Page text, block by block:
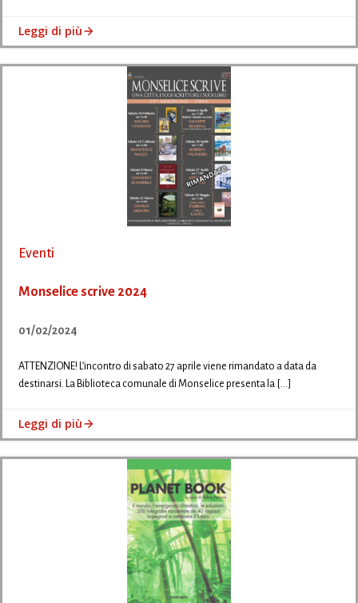
Leggi di più
Eventi
Monselice scrive 2024
01/02/2024
ATTENZIONE! L’incontro di sabato 27 aprile viene rimandato a data da
destinarsi. La Biblioteca comunale di Monselice presenta la […]
Leggi di più